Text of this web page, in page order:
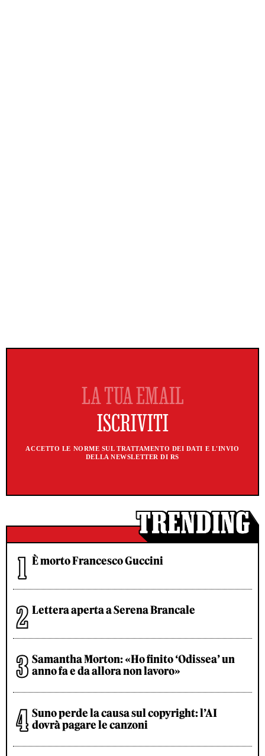
ACCETTO LE NORME SUL TRATTAMENTO DEI DATI E L'INVIO
DELLA NEWSLETTER DI RS
È morto Francesco Guccini
Lettera aperta a Serena Brancale
Samantha Morton: «Ho finito ‘Odissea’ un
anno fa e da allora non lavoro»
Suno perde la causa sul copyright: l’AI
dovrà pagare le canzoni